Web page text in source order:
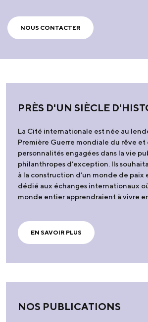
NOUS CONTACTER
PRÈS D'UN SIÈCLE
La Cité internationale est née au
Première Guerre mondiale du rêve
personnalités engagées dans la vie
philanthropes d’exception. Ils
à la construction d’un monde de paix
dédié aux échanges internationaux
monde entier apprendraient à vivre
EN SAVOIR PLUS
NOS PUBLICATIONS